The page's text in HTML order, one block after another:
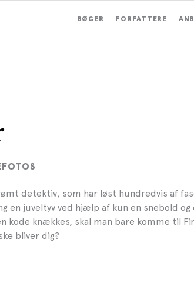
BØGER FORFATTERE
detektiv, som har løst hundredvis af
en juveltyv ved hjælp af kun en snebold og
kode knækkes, skal man bare komme til
bliver dig?